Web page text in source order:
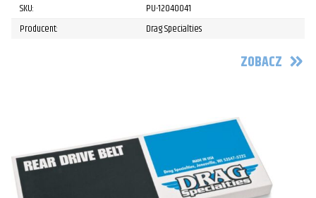
SKU:
PU-12040041
Producent:
Drag Specialties
ZOBACZ